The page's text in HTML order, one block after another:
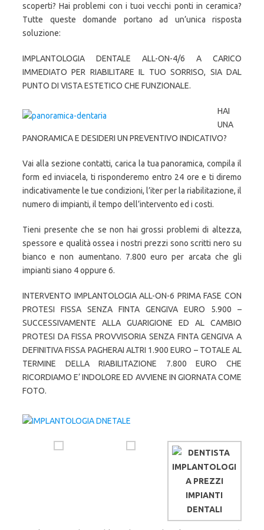
scoperti? Hai problemi con i tuoi vecchi ponti in ceramica?
Tutte queste domande portano ad un’unica risposta
soluzione:
IMPLANTOLOGIA DENTALE ALL-ON-4/6 A CARICO
IMMEDIATO PER RIABILITARE IL TUO SORRISO, SIA DAL
PUNTO DI VISTA ESTETICO CHE FUNZIONALE.
HAI
UNA
PANORAMICA E DESIDERI UN PREVENTIVO INDICATIVO?
Vai alla sezione contatti, carica la tua panoramica, compila il
form ed inviacela, ti risponderemo entro 24 ore e ti diremo
indicativamente le tue condizioni, l’iter per la riabilitazione, il
numero di impianti, il tempo dell’intervento ed i costi.
Tieni presente che se non hai grossi problemi di altezza,
spessore e qualità ossea i nostri prezzi sono scritti nero su
bianco e non aumentano. 7.800 euro per arcata che gli
impianti siano 4 oppure 6.
INTERVENTO IMPLANTOLOGIA ALL-ON-6 PRIMA FASE CON
PROTESI FISSA SENZA FINTA GENGIVA EURO 5.900 –
SUCCESSIVAMENTE ALLA GUARIGIONE ED AL CAMBIO
PROTESI DA FISSA PROVVISORIA SENZA FINTA GENGIVA A
DEFINITIVA FISSA PAGHERAI ALTRI 1.900 EURO – TOTALE AL
TERMINE DELLA RIABILITAZIONE 7.800 EURO CHE
RICORDIAMO E’ INDOLORE ED AVVIENE IN GIORNATA COME
FOTO.